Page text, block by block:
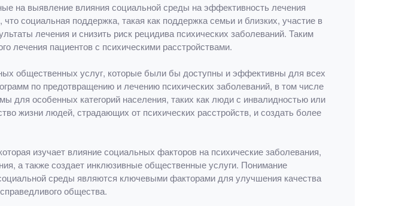
на выявление влияния социальной среды на эффективность лечения
социальная поддержка, такая как поддержка семьи и близких, участие в
лечения и снизить риск рецидива психических заболеваний. Таким
лечения пациентов с психическими расстройствами.
общественных услуг, которые были бы доступны и эффективны для всех
по предотвращению и лечению психических заболеваний, в том числе
для особенных категорий населения, таких как люди с инвалидностью или
жизни людей, страдающих от психических расстройств, и создать более
изучает влияние социальных факторов на психические заболевания,
а также создает инклюзивные общественные услуги. Понимание
среды являются ключевыми факторами для улучшения качества
общества.